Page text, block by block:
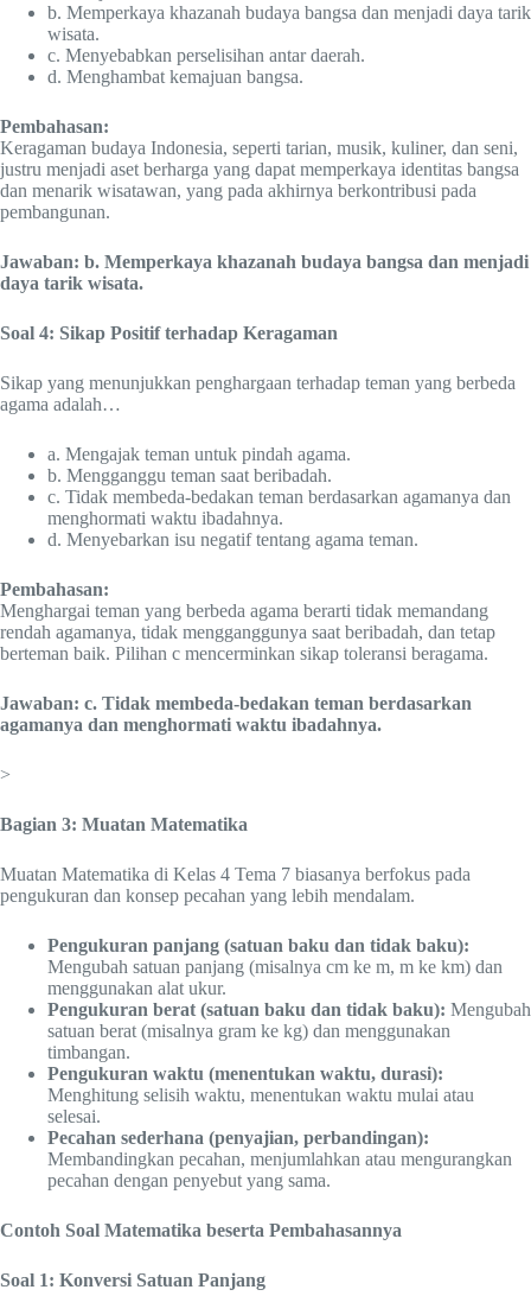
b. Memperkaya khazanah budaya bangsa dan menjadi daya tarik
wisata.
c. Menyebabkan perselisihan antar daerah.
d. Menghambat kemajuan bangsa.
Pembahasan:
Keragaman budaya Indonesia, seperti tarian, musik, kuliner, dan seni,
justru menjadi aset berharga yang dapat memperkaya identitas bangsa
dan menarik wisatawan, yang pada akhirnya berkontribusi pada
pembangunan.
Jawaban: b. Memperkaya khazanah budaya bangsa dan menjadi
daya tarik wisata.
Soal 4: Sikap Positif terhadap Keragaman
Sikap yang menunjukkan penghargaan terhadap teman yang berbeda
agama adalah…
a. Mengajak teman untuk pindah agama.
b. Mengganggu teman saat beribadah.
c. Tidak membeda-bedakan teman berdasarkan agamanya dan
menghormati waktu ibadahnya.
d. Menyebarkan isu negatif tentang agama teman.
Pembahasan:
Menghargai teman yang berbeda agama berarti tidak memandang
rendah agamanya, tidak mengganggunya saat beribadah, dan tetap
berteman baik. Pilihan c mencerminkan sikap toleransi beragama.
Jawaban: c. Tidak membeda-bedakan teman berdasarkan
agamanya dan menghormati waktu ibadahnya.
>
Bagian 3: Muatan Matematika
Muatan Matematika di Kelas 4 Tema 7 biasanya berfokus pada
pengukuran dan konsep pecahan yang lebih mendalam.
Pengukuran panjang (satuan baku dan tidak baku):
Mengubah satuan panjang (misalnya cm ke m, m ke km) dan
menggunakan alat ukur.
Pengukuran berat (satuan baku dan tidak baku): Mengubah
satuan berat (misalnya gram ke kg) dan menggunakan
timbangan.
Pengukuran waktu (menentukan waktu, durasi):
Menghitung selisih waktu, menentukan waktu mulai atau
selesai.
Pecahan sederhana (penyajian, perbandingan):
Membandingkan pecahan, menjumlahkan atau mengurangkan
pecahan dengan penyebut yang sama.
Contoh Soal Matematika beserta Pembahasannya
Soal 1: Konversi Satuan Panjang